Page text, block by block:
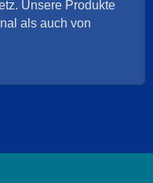
Unsere Produkte
als auch von